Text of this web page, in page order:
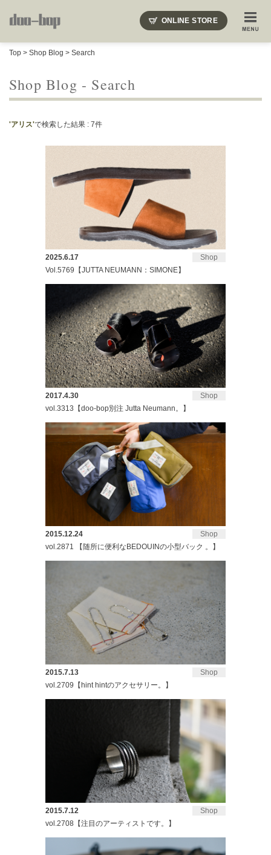
ONLINE STORE
Top > Shop Blog > Search
Shop Blog - Search
'アリス'で検索した結果 : 7件
Shop
2025.6.17
Vol.5769【JUTTA NEUMANN：SIMONE】
Shop
2017.4.30
vol.3313【doo-bop別注 Jutta Neumann。】
Shop
2015.12.24
vol.2871 【随所に便利なBEDOUINの小型バック 。】
Shop
2015.7.13
vol.2709【hint hintのアクセサリー。】
Shop
2015.7.12
vol.2708【注目のアーティストです。】